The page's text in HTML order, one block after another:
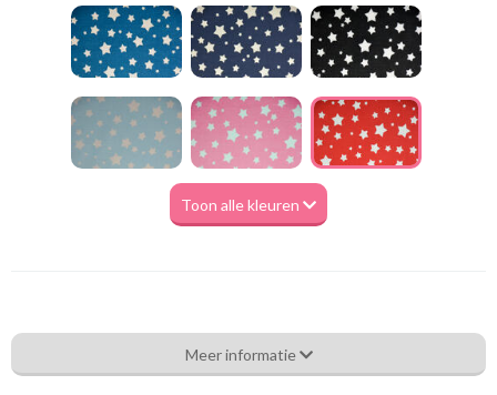
Toon alle kleuren
Be_[B25]1940 rood sterrenmix
Eigenschappen gordijnstof
Meer informatie